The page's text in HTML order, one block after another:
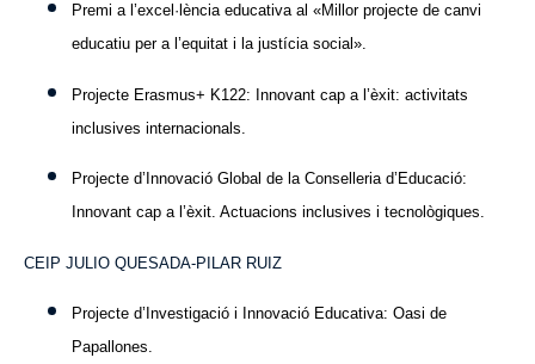
Premi a l’excel·lència educativa al «Millor projecte de canvi
educatiu per a l’equitat i la justícia social».
Projecte Erasmus+ K122: Innovant cap a l’èxit: activitats
inclusives internacionals.
Projecte d’Innovació Global de la Conselleria d’Educació:
Innovant cap a l’èxit. Actuacions inclusives i tecnològiques.
CEIP JULIO QUESADA-PILAR RUIZ
Projecte d’Investigació i Innovació Educativa: Oasi de
Papallones.